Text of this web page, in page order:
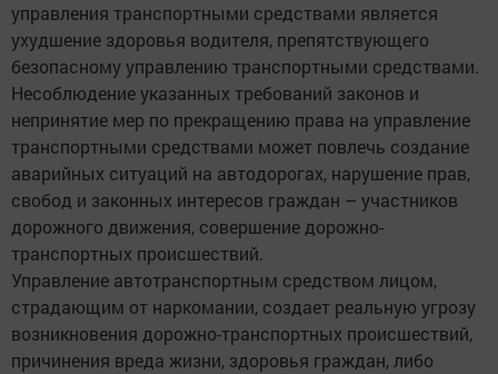
управления транспортными средствами является
ухудшение здоровья водителя, препятствующего
безопасному управлению транспортными средствами.
Несоблюдение указанных требований законов и
непринятие мер по прекращению права на управление
транспортными средствами может повлечь создание
аварийных ситуаций на автодорогах, нарушение прав,
свобод и законных интересов граждан – участников
дорожного движения, совершение дорожно-
транспортных происшествий.
Управление автотранспортным средством лицом,
страдающим от наркомании, создает реальную угрозу
возникновения дорожно-транспортных происшествий,
причинения вреда жизни, здоровья граждан, либо